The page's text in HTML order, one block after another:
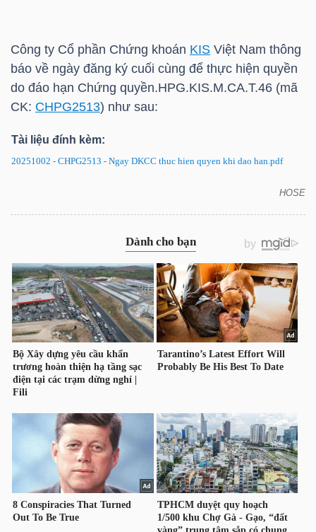
Công ty Cổ phần Chứng khoán KIS Việt Nam thông
báo về ngày đăng ký cuối cùng để thực hiện quyền
do đáo hạn Chứng quyền.HPG.KIS.M.CA.T.46 (mã
CK: CHPG2513) như sau:
Tài liệu đính kèm:
20251002 - CHPG2513 - Ngay DKCC thuc hien quyen khi dao han.pdf
HOSE
HÀNG
HÓA
KINH
TẾ
GIỚI